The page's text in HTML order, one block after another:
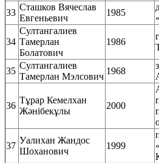
33
Сташков Вячеслав
Евгеньевич
1985
34
Султангалиев
Тамерлан
Болатович
1986
35
Султангалиев
Тамерлан Мэлсович
1968
36
Тұрар Кемелхан
Жәнібекұлы
2000
37
Уалихан Жандос
Шоханович
1999